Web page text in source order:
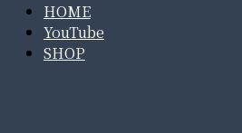
HOME
YouTube
SHOP